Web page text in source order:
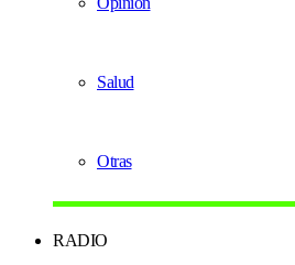
Salud
Otras
RADIO